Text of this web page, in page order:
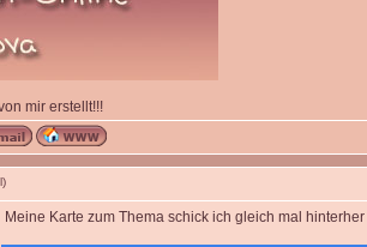
mir erstellt!!!
Meine Karte zum Thema schick ich gleich mal hinterher